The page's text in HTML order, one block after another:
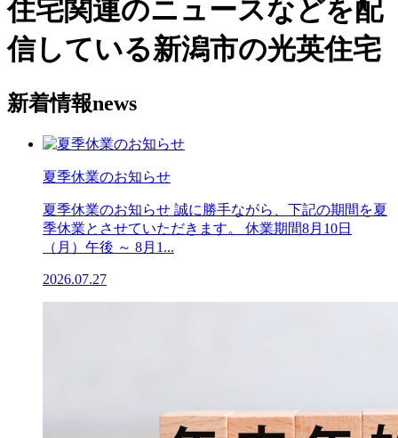
住宅関連のニュースなどを配
信している新潟市の光英住宅
新着情報news
夏季休業のお知らせ
夏季休業のお知らせ 誠に勝手ながら、下記の期間を夏
季休業とさせていただきます。 休業期間8月10日
（月）午後 ～ 8月1...
2026.07.27